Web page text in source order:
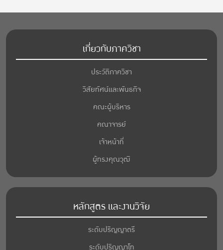
เกี่ยวกับภาควิชา
ประวัติภาควิชา
วิสัยทัศน์และพันธกิจ
คณะผู้บริหาร
คณาจารย์
เจ้าหน้าที่
ผู้ทรงคุณวุฒิ
หลักสูตร และงานวิจัย
ระดับปริญญาตรี
ระดับปริญญาโท